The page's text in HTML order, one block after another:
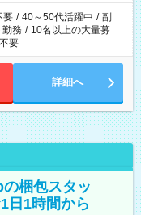
要 / 40～50代活躍中 / 副
勤務 / 10名以上の大量募
要
詳細へ
梱包スタッ
1時間から